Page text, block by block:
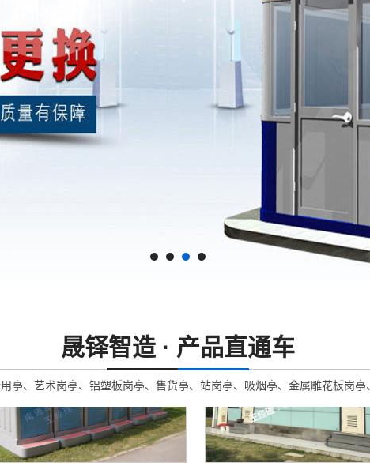
晟铎智造 · 产品直通车
亭、艺术岗亭、铝塑板岗亭、售货亭、站岗亭、吸烟亭、金属雕花板岗